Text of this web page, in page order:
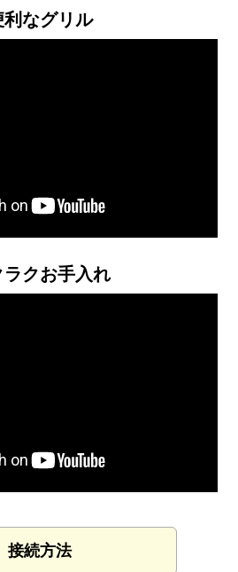
利なグリル
ラクお手入れ
接続方法